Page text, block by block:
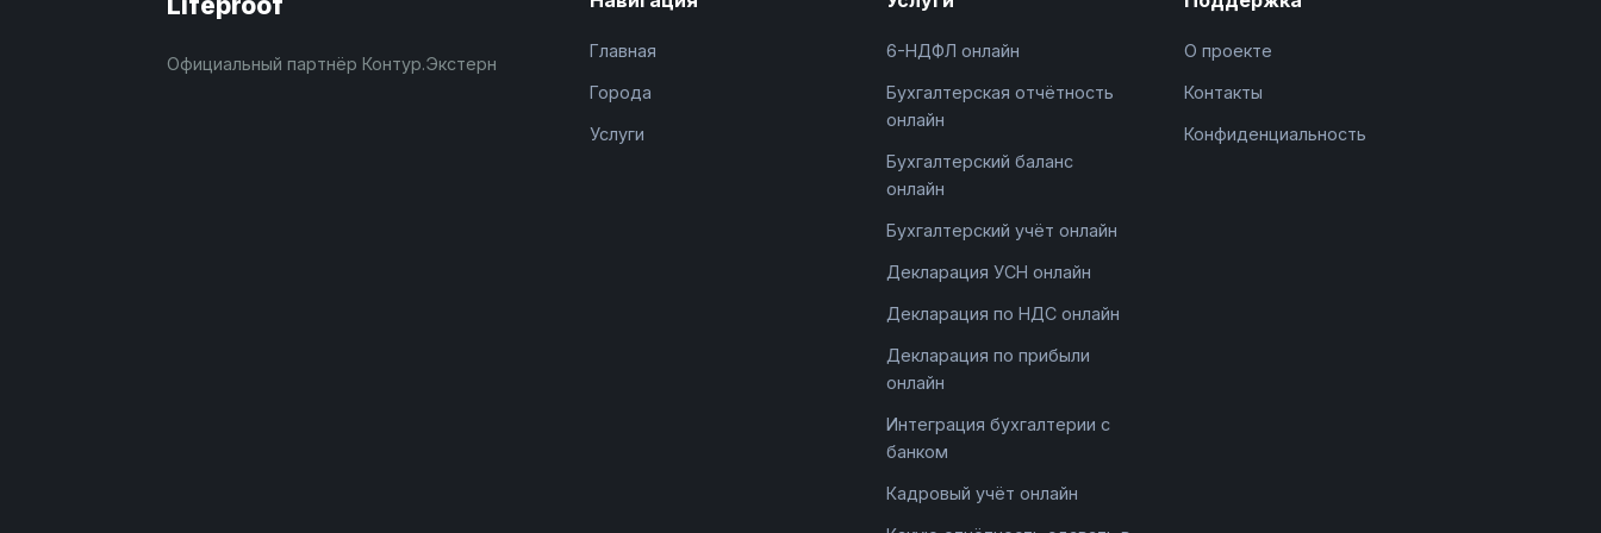
Официальный партнёр Контур.Экстерн
Главная
Города
Услуги
6-НДФЛ онлайн
Бухгалтерская отчётность
онлайн
Бухгалтерский баланс
онлайн
Бухгалтерский учёт онлайн
Декларация УСН онлайн
Декларация по НДС онлайн
Декларация по прибыли
онлайн
Интеграция бухгалтерии с
банком
Кадровый учёт онлайн
О проекте
Контакты
Конфиденциальность